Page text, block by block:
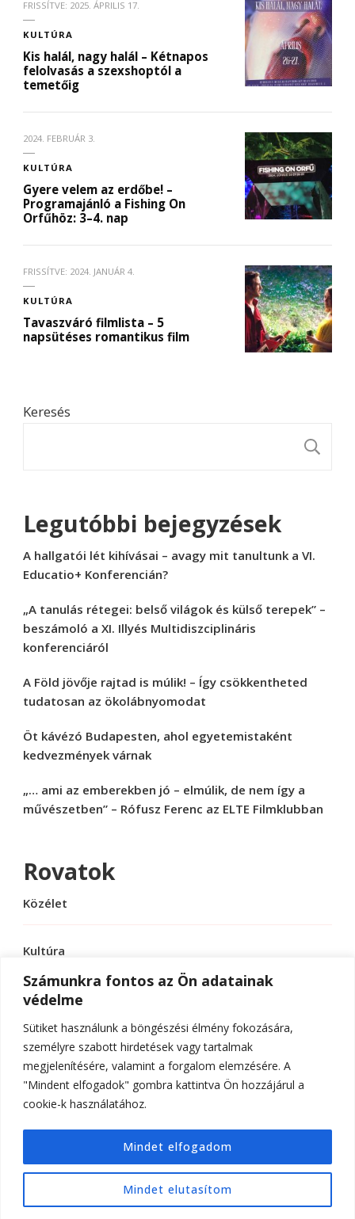
Számunkra fontos az Ön adatainak
védelme
Sütiket használunk a böngészési élmény fokozására,
személyre szabott hirdetések vagy tartalmak
megjelenítésére, valamint a forgalom elemzésére. A
"Mindent elfogadok" gombra kattintva Ön hozzájárul a
cookie-k használatához.
Mindet elutasítom
Mindet elfogadom
FRISSÍTVE: 2025. ÁPRILIS 17.
KULTÚRA
Kis halál, nagy halál – Kétnapos
felolvasás a szexshoptól a
temetőig
2024. FEBRUÁR 3.
KULTÚRA
Gyere velem az erdőbe! –
Programajánló a Fishing On
Orfűhöz: 3–4. nap
FRISSÍTVE: 2024. JANUÁR 4.
KULTÚRA
Tavaszváró filmlista – 5
napsütéses romantikus film
Keresés
Legutóbbi bejegyzések
A hallgatói lét kihívásai – avagy mit tanultunk a VI.
Educatio+ Konferencián?
„A tanulás rétegei: belső világok és külső terepek” –
beszámoló a XI. Illyés Multidiszciplináris
konferenciáról
A Föld jövője rajtad is múlik! – Így csökkentheted
tudatosan az ökolábnyomodat
Öt kávézó Budapesten, ahol egyetemistaként
kedvezmények várnak
„… ami az emberekben jó – elmúlik, de nem így a
művészetben” – Rófusz Ferenc az ELTE Filmklubban
Rovatok
Közélet
Kultúra
Sport
Tudomány
© Szerzői jog 2026ELTE Online
fenntartva.Hello Fashion | FejlesztetteBlossom
Themes.Készítette: WordPress